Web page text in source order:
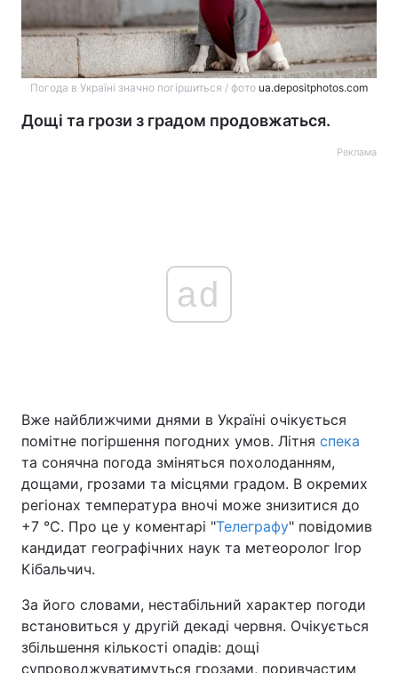
Погода в Україні значно погіршиться / фото ua.depositphotos.com
Дощі та грози з градом продовжаться.
Реклама
ad
Вже найближчими днями в Україні очікується
помітне погіршення погодних умов. Літня спека
та сонячна погода зміняться похолоданням,
дощами, грозами та місцями градом. В окремих
регіонах температура вночі може знизитися до
+7 °C. Про це у коментарі "Телеграфу" повідомив
кандидат географічних наук та метеоролог Ігор
Кібальчич.
За його словами, нестабільний характер погоди
встановиться у другій декаді червня. Очікується
збільшення кількості опадів: дощі
супроводжуватимуться грозами, поривчастим